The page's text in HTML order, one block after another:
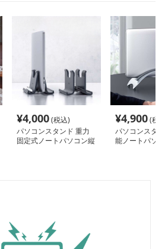
¥4,000(税込)
パソコンスタンド 重力
固定式ノートパソコン縦
¥4,900(税
パソコンスタ
能ノートパソ